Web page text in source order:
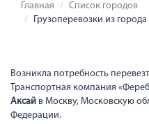
Главная
Список городов
Грузоперевозки из
Возникла потребность
Транспортная компания
Аксай в Москву, Московскую
Федерации.